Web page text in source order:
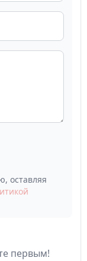
оставляя
первым!